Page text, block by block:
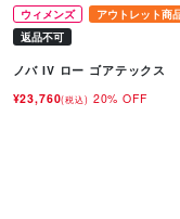
ウィメンズ
アウトレット商
返品不可
ノバ IV ロー ゴアテックス
¥23,760(税込) 20% OFF